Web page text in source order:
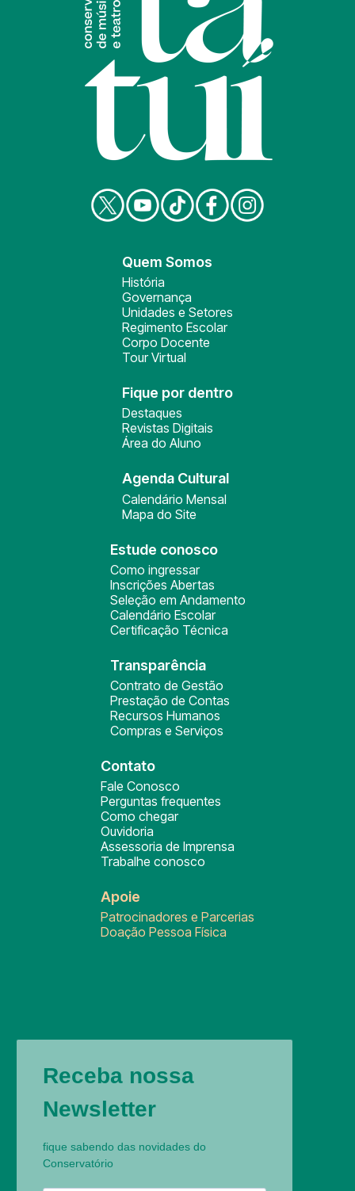
Quem Somos
História
Governança
Unidades e Setores
Regimento Escolar
Corpo Docente
Tour Virtual
Fique por dentro
Destaques
Revistas Digitais
Área do Aluno
Agenda Cultural
Calendário Mensal
Mapa do Site
Estude conosco
Como ingressar
Inscrições Abertas
Seleção em Andamento
Calendário Escolar
Certificação Técnica
Transparência
Contrato de Gestão
Prestação de Contas
Recursos Humanos
Compras e Serviços
Contato
Fale Conosco
Perguntas frequentes
Como chegar
Ouvidoria
Assessoria de Imprensa
Trabalhe conosco
Apoie
Patrocinadores e Parcerias
Doação Pessoa Física